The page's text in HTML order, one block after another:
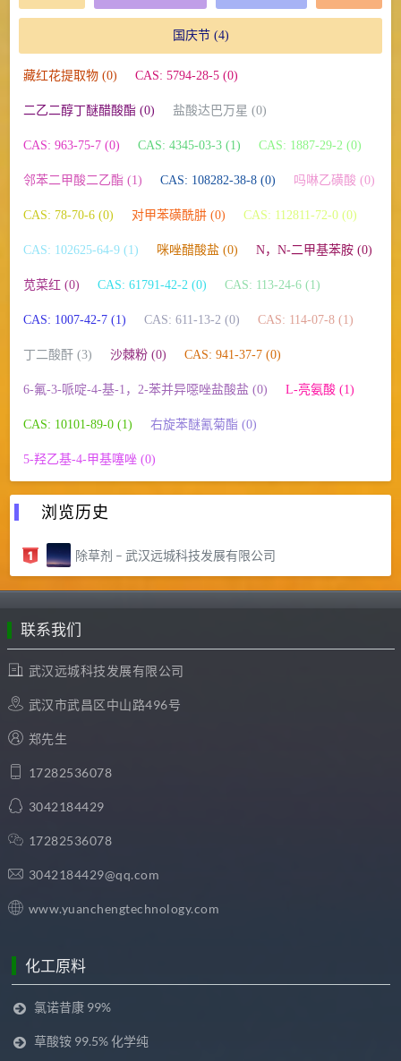
国庆节(4)
藏红花提取物 (0) CAS: 5794-28-5 (0)
二乙二醇丁醚醋酸酯 (0) 盐酸达巴万星 (0)
CAS: 963-75-7 (0) CAS: 4345-03-3 (1) CAS: 1887-29-2 (0)
邻苯二甲酸二乙酯 (1) CAS: 108282-38-8 (0) 吗啉乙磺酸 (0)
CAS: 78-70-6 (0) 对甲苯磺酰肼 (0) CAS: 112811-72-0 (0)
CAS: 102625-64-9 (1) 咪唑醋酸盐 (0) N，N-二甲基苯胺 (0)
苋菜红 (0) CAS: 61791-42-2 (0) CAS: 113-24-6 (1)
CAS: 1007-42-7 (1) CAS: 611-13-2 (0) CAS: 114-07-8 (1)
丁二酸酐 (3) 沙棘粉 (0) CAS: 941-37-7 (0)
6-氟-3-哌啶-4-基-1，2-苯并异噁唑盐酸盐 (0) L-亮氨酸 (1)
CAS: 10101-89-0 (1) 右旋苯醚氰菊酯 (0)
5-羟乙基-4-甲基噻唑 (0)
浏览历史
除草剂 – 武汉远城科技发展有限公司
联系我们
武汉远城科技发展有限公司
武汉市武昌区中山路496号
郑先生
17282536078
3042184429
17282536078
3042184429@qq.com
www.yuanchengtechnology.com
化工原料
氯诺昔康 99%
草酸铵 99.5% 化学纯